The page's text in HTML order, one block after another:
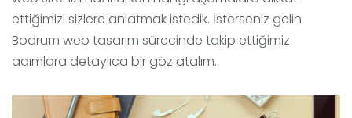
ettiğimizi sizlere anlatmak istedik. İsterseniz gelin
Bodrum web tasarım sürecinde takip ettiğimiz
adımlara detaylıca bir göz atalım.